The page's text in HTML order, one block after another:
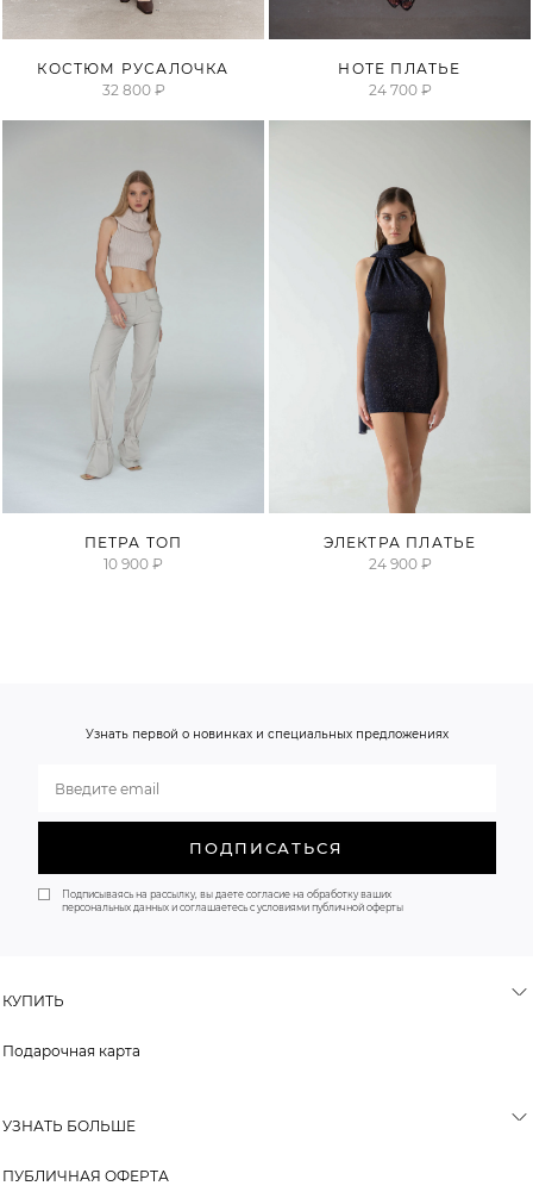
КОСТЮМ РУСАЛОЧКА
32 800 ₽
НОТЕ ПЛАТЬЕ
24 700 ₽
ПЕТРА ТОП
10 900 ₽
ЭЛЕКТРА ПЛАТЬЕ
24 900 ₽
Узнать первой о новинках и специальных предложениях
ПОДПИСАТЬСЯ
Подписываясь на рассылку, вы даете согласие на обработку ваших
персональных данных и соглашаетесь с условиями публичной оферты
КУПИТЬ
Подарочная карта
УЗНАТЬ БОЛЬШЕ
О НАС
ПУБЛИЧНАЯ ОФЕРТА